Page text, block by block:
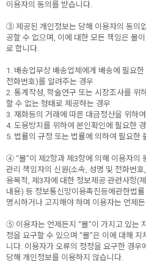
이용자의 동의를 받습니다.
③ 제공된 개인정보는 당해 이용자의 동의
공할 수 없으며, 이에 대한 모든 책임은 몰
로 합니다.
1. 배송업무상 배송업체에게 배송에 필요
전화번호)를 알려주는 경우
2. 통계작성, 학술연구 또는 시장조사를 위
할 수 없는 형태로 제공하는 경우
3. 재화등의 거래에 따른 대금정산을 위하
4. 도용방지를 위하여 본인확인에 필요한
5. 법률의 규정 또는 법률에 의하여 필요한
④ “몰”이 제2항과 제3항에 의해 이용자의
관리 책임자의 신원(소속, 성명 및 전화번
용목적, 제3자에 대한 정보제공 관련사항(
내용) 등 정보통신망이용촉진등에관한법
명시하거나 고지해야 하며 이용자는 언제
⑤ 이용자는 언제든지 “몰”이 가지고 있는
정을 요구할 수 있으며 “몰”은 이에 대해
니다. 이용자가 오류의 정정을 요구한 경우
당해 개인정보를 이용하지 않습니다.